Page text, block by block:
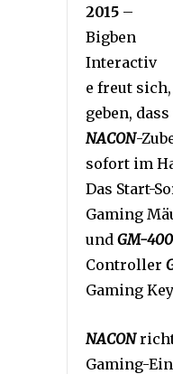
2015 –
Bigben
Interactiv
e freut
geben,
NACON-
sofort im
Das Start-
Gaming
und GM-
Controller
Gaming
NACON
Gaming-